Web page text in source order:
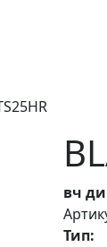
вч
Тип: